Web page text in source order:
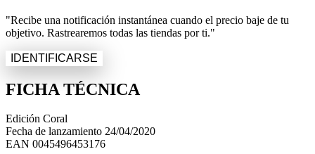
"Recibe una notificación instantánea cuando el precio baje de tu
objetivo. Rastrearemos todas las tiendas por ti."
IDENTIFICARSE
FICHA TÉCNICA
Edición Coral
Fecha de lanzamiento 24/04/2020
EAN 0045496453176